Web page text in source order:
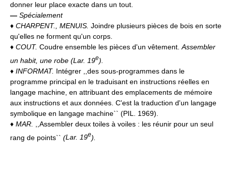
donner leur place exacte dans un tout.
— Spécialement
♦ CHARPENT., MENUIS. Joindre plusieurs pièces de bois en sorte
qu'elles ne forment qu'un corps.
♦ COUT. Coudre ensemble les pièces d'un vêtement. Assembler
un habit, une robe (Lar. 19e).
♦ INFORMAT. Intégrer ,,des sous-programmes dans le
programme principal en le traduisant en instructions réelles en
langage machine, en attribuant des emplacements de mémoire
aux instructions et aux données. C'est la traduction d'un langage
symbolique en langage machine`` (PIL. 1969).
♦ MAR.
,,Assembler deux toiles à voiles : les réunir pour un seul
rang de points`` (Lar. 19e).